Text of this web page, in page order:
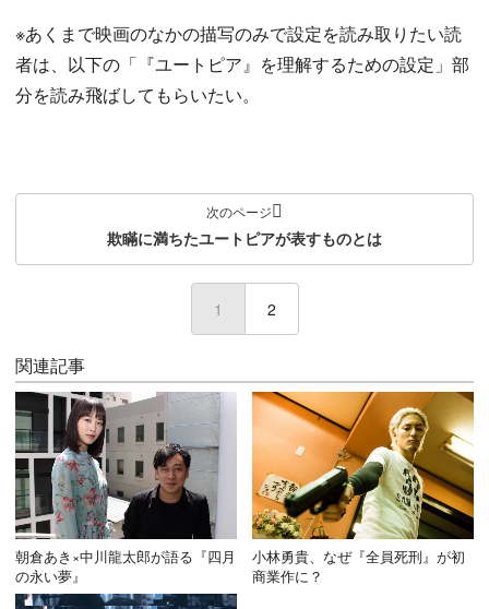
※あくまで映画のなかの描写のみで設定を読み取りたい読
者は、以下の「『ユートピア』を理解するための設定」部
分を読み飛ばしてもらいたい。
次のページ
欺瞞に満ちたユートピアが表すものとは
1 (current)
2
関連記事
朝倉あき×中川龍太郎が語る『四月
の永い夢』
小林勇貴、なぜ『全員死刑』が初
商業作に？